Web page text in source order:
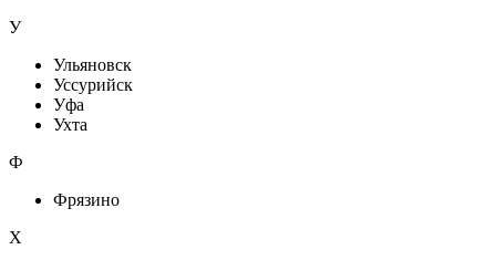
У
Ульяновск
Уссурийск
Уфа
Ухта
Ф
Фрязино
Х